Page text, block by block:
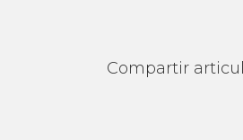
Compartir